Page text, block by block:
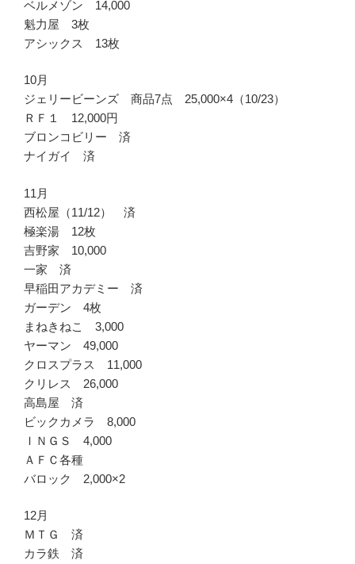
ベルメゾン 14,000
魁力屋 3枚
アシックス 13枚
10月
ジェリービーンズ 商品7点 25,000×4（10/23）
ＲＦ１ 12,000円
ブロンコビリー 済
ナイガイ 済
11月
西松屋（11/12） 済
極楽湯 12枚
吉野家 10,000
一家 済
早稲田アカデミー 済
ガーデン 4枚
まねきねこ 3,000
ヤーマン 49,000
クロスプラス 11,000
クリレス 26,000
高島屋 済
ビックカメラ 8,000
ＩＮＧＳ 4,000
ＡＦＣ各種
バロック 2,000×2
12月
ＭＴＧ 済
カラ鉄 済